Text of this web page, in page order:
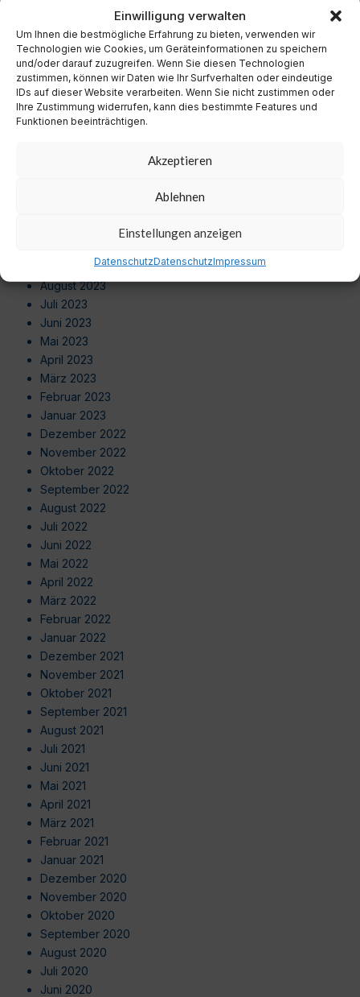
Einwilligung verwalten
Um Ihnen die bestmögliche Erfahrung zu bieten, verwenden wir
Technologien wie Cookies, um Geräteinformationen zu speichern
und/oder darauf zuzugreifen. Wenn Sie diesen Technologien
zustimmen, können wir Daten wie Ihr Surfverhalten oder eindeutige
IDs auf dieser Website verarbeiten. Wenn Sie nicht zustimmen oder
Ihre Zustimmung widerrufen, kann dies bestimmte Features und
Funktionen beeinträchtigen.
Akzeptieren
Ablehnen
Einstellungen anzeigen
DatenschutzDatenschutzImpressum
September 2024
August 2024
Juli 2024
Juni 2024
Mai 2024
November 2023
September 2023
August 2023
Juli 2023
Juni 2023
Mai 2023
April 2023
März 2023
Februar 2023
Januar 2023
Dezember 2022
November 2022
Oktober 2022
September 2022
August 2022
Juli 2022
Juni 2022
Mai 2022
April 2022
März 2022
Februar 2022
Januar 2022
Dezember 2021
November 2021
Oktober 2021
September 2021
August 2021
Juli 2021
Juni 2021
Mai 2021
April 2021
März 2021
Februar 2021
Januar 2021
Dezember 2020
November 2020
Oktober 2020
September 2020
August 2020
Juli 2020
Juni 2020